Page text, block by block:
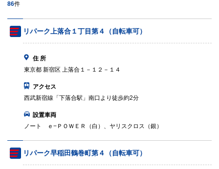
86件
リパーク上落合１丁目第４（自転車可）
住 所
東京都 新宿区 上落合１－１２－１４
アクセス
西武新宿線「下落合駅」南口より徒歩約2分
設置車両
ノート ｅ−ＰＯＷＥＲ（白）、ヤリスクロス（銀）
リパーク早稲田鶴巻町第４（自転車可）